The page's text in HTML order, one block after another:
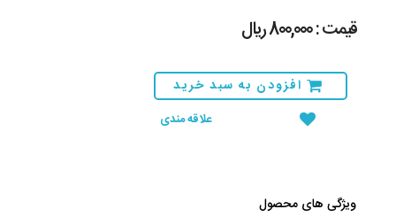
قیمت : 800,000 ريال
افزودن به سبد خرید
علاقه مندی
ویژگی های محصول